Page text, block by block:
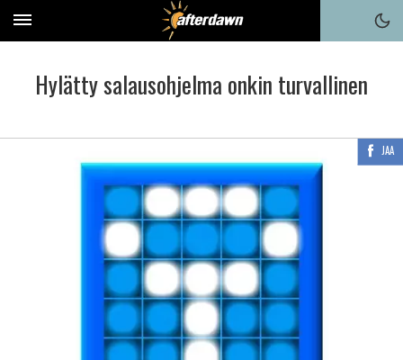
Hylätty salausohjelma onkin turvallinen
JAA